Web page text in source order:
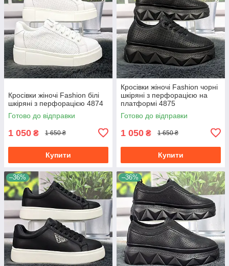
Кросівки жіночі Fashion білі
шкіряні з перфорацією 4874
Готово до відправки
1 050 ₴ 1 650 ₴
Купити
Кросівки жіночі Fashion чорні
шкіряні з перфорацією на
платформі 4875
Готово до відправки
1 050 ₴ 1 650 ₴
Купити
–36% –36%